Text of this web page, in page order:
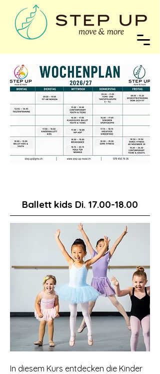
Ballett kids Di. 17.00-18.00
In diesem Kurs entdecken die Kinder